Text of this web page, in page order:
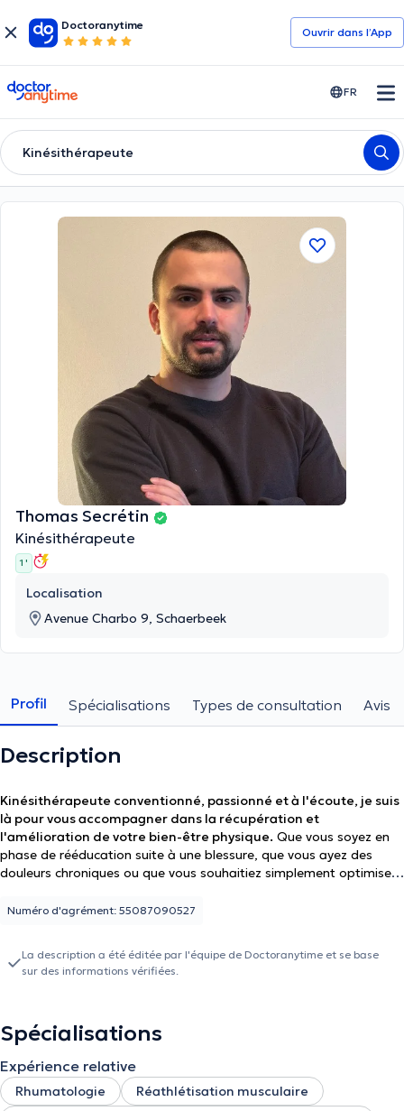
Doctoranytime
Ouvrir dans l’App
doctoranytime FR
Kinésithérapeute
Thomas Secrétin
Kinésithérapeute
1 '
Localisation
Avenue Charbo 9, Schaerbeek
Profil Spécialisations Types de consultation Avis
Description
Kinésithérapeute conventionné, passionné et à l'écoute, je suis
là pour vous accompagner dans la récupération et
l'amélioration de votre bien-être physique. Que vous soyez en
phase de rééducation suite à une blessure, que vous ayez des
douleurs chroniques ou que vous souhaitiez simplement optimiser
adaptés à vos besoins.j'apporte une expertise particulière
patient dans une récupération optimale, en tenant compte des
besoins spécifiques des sportifs et de toute personne cherchant à
Numéro d'agrément: 55087090527
La description a été éditée par l'équipe de Doctoranytime et se base
sur des informations vérifiées.
Spécialisations
Expérience relative
Rhumatologie
Réathlétisation musculaire